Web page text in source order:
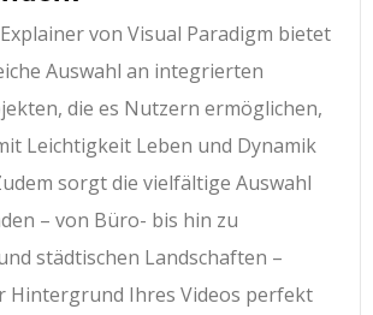
von Visual Paradigm bietet
Auswahl an integrierten
die es Nutzern ermöglichen,
Leichtigkeit Leben und Dynamik
sorgt die vielfältige Auswahl
– von Büro- bis hin zu
städtischen Landschaften –
Hintergrund Ihres Videos perfekt